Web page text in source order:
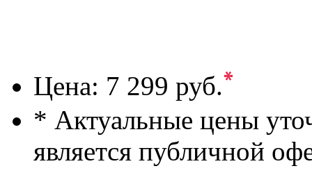
Цена: 7 299 руб.*
* Актуальные цены
является публичной